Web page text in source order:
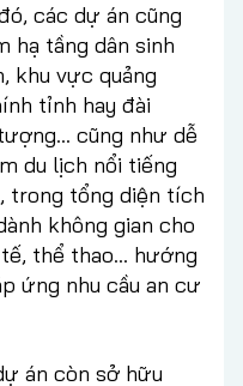
các dự án cũng
hạ tầng dân sinh
khu vực quảng
tỉnh hay đài
cũng như dễ
du lịch nổi tiếng
trong tổng diện tích
không gian cho
thể thao… hướng
ứng nhu cầu an cư
án còn sở hữu